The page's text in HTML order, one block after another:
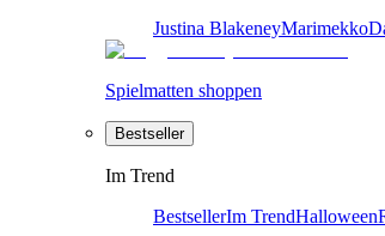
Justina BlakeneyMarimekko
Spielmatten shoppen
Bestseller
Im Trend
BestsellerIm TrendHalloween